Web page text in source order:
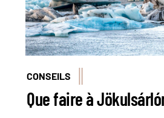
CONSEILS
Que faire à